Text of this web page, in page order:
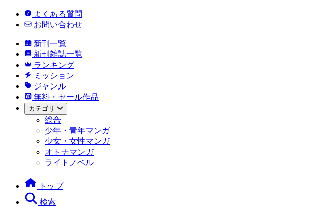
よくある質問
お問い合わせ
新刊一覧
新刊雑誌一覧
ランキング
ミッション
ジャンル
無料・セール作品
カテゴリ
総合
少年・青年マンガ
少女・女性マンガ
オトナマンガ
ライトノベル
トップ
検索